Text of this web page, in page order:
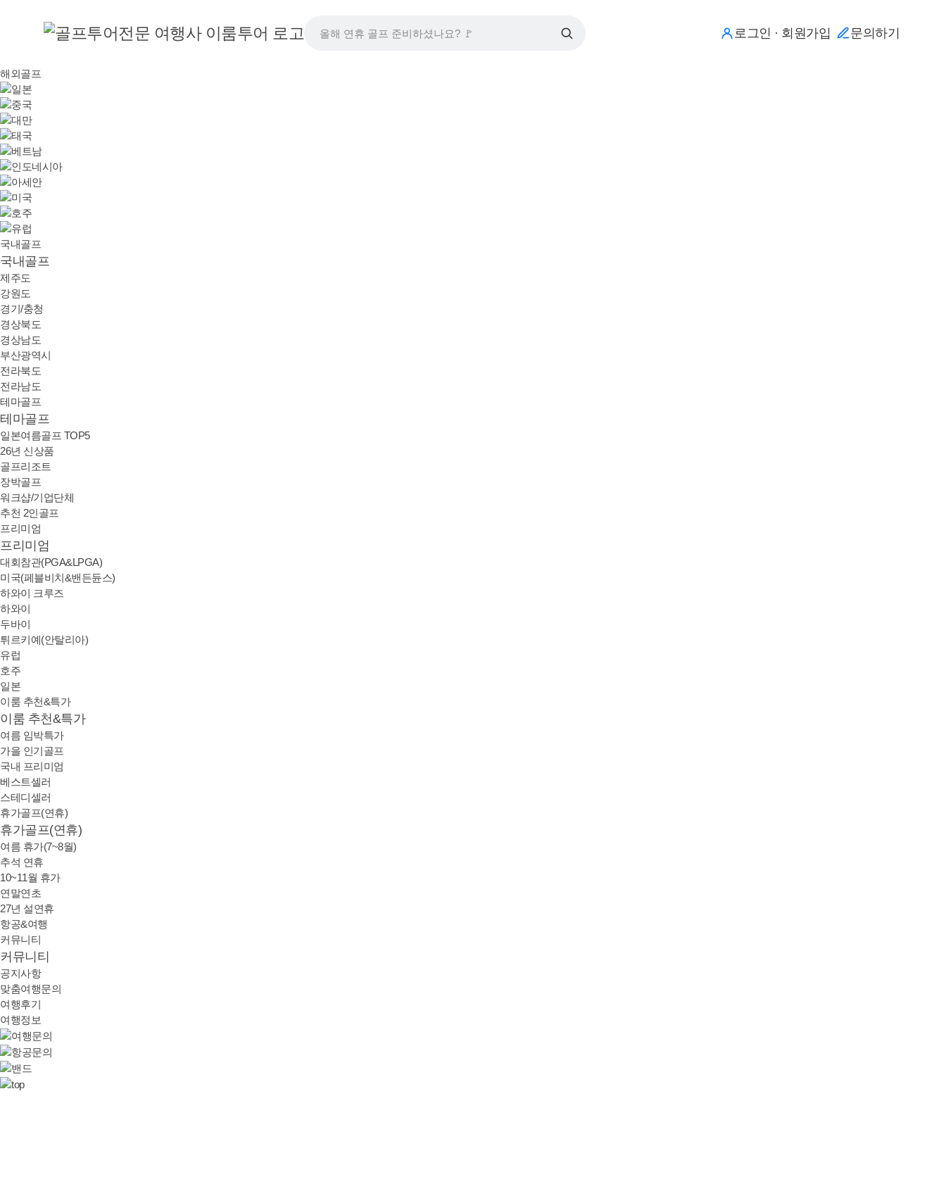
로그인 · 회원가입 문의하기
해외골프
국내골프
국내골프
제주도
강원도
경기/충청
경상북도
경상남도
부산광역시
전라북도
전라남도
테마골프
테마골프
일본여름골프 TOP5
26년 신상품
골프리조트
장박골프
워크샵/기업단체
추천 2인골프
프리미엄
프리미엄
대회참관(PGA&LPGA)
미국(페블비치&밴든듄스)
하와이 크루즈
하와이
두바이
튀르키예(안탈리아)
유럽
호주
일본
이룸 추천&특가
이룸 추천&특가
여름 임박특가
가을 인기골프
국내 프리미엄
베스트셀러
스테디셀러
휴가골프(연휴)
휴가골프(연휴)
여름 휴가(7~8월)
추석 연휴
10~11월 휴가
연말연초
27년 설연휴
항공&여행
커뮤니티
커뮤니티
공지사항
맞춤여행문의
여행후기
여행정보